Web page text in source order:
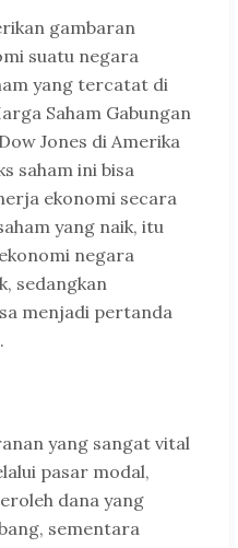
gambaran
suatu negara
yang tercatat di
Saham Gabungan
Jones di Amerika
saham ini bisa
ekonomi secara
yang naik, itu
negara
sedangkan
menjadi pertanda
yang sangat vital
pasar modal,
dana yang
sementara